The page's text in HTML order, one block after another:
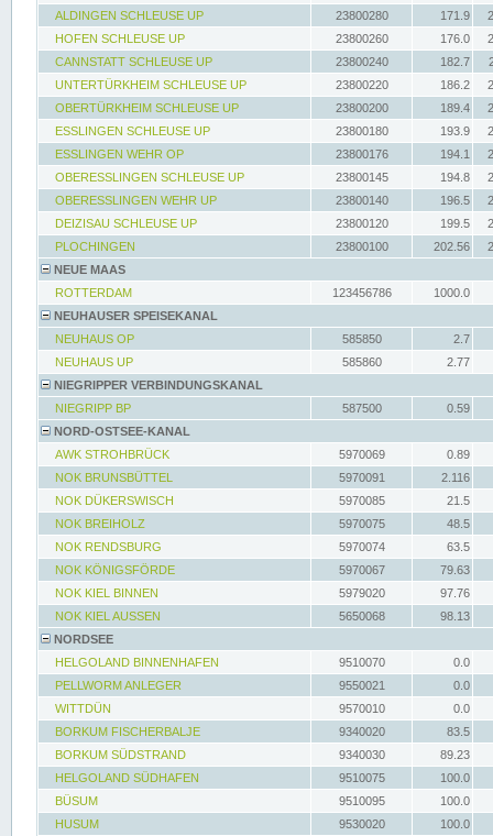
ALDINGEN SCHLEUSE UP
23800280 171.9
HOFEN SCHLEUSE UP
23800260 176.0
CANNSTATT SCHLEUSE UP
23800240 182.7
UNTERTÜRKHEIM SCHLEUSE UP
23800220 186.2
OBERTÜRKHEIM SCHLEUSE UP
23800200 189.4
ESSLINGEN SCHLEUSE UP
23800180 193.9
ESSLINGEN WEHR OP
23800176 194.1
OBERESSLINGEN SCHLEUSE UP
23800145 194.8
OBERESSLINGEN WEHR UP
23800140 196.5
DEIZISAU SCHLEUSE UP
23800120 199.5
PLOCHINGEN
23800100 202.56
NEUE MAAS
ROTTERDAM
123456786
1000.0
NEUHAUSER SPEISEKANAL
NEUHAUS OP
585850
2.7
NEUHAUS UP
585860
2.77
NIEGRIPPER VERBINDUNGSKANAL
NIEGRIPP BP
587500
0.59
NORD-OSTSEE-KANAL
AWK STROHBRÜCK
5970069
0.89
NOK BRUNSBÜTTEL
5970091
2.116
NOK DÜKERSWISCH
5970085
21.5
NOK BREIHOLZ
5970075
48.5
NOK RENDSBURG
5970074
63.5
NOK KÖNIGSFÖRDE
5970067
79.63
NOK KIEL BINNEN
5979020
97.76
NOK KIEL AUSSEN
5650068
98.13
NORDSEE
HELGOLAND BINNENHAFEN
9510070
0.0
PELLWORM ANLEGER
9550021
0.0
WITTDÜN
9570010
0.0
BORKUM FISCHERBALJE
9340020
83.5
BORKUM SÜDSTRAND
9340030
89.23
HELGOLAND SÜDHAFEN
9510075
100.0
BÜSUM
9510095
100.0
HUSUM
9530020 100.0